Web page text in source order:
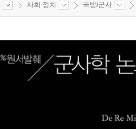
사회 정치 국방/군사